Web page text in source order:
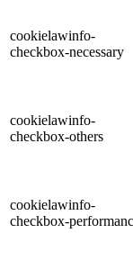
cookielawinfo-
checkbox-necessary
cookielawinfo-
checkbox-others
cookielawinfo-
checkbox-